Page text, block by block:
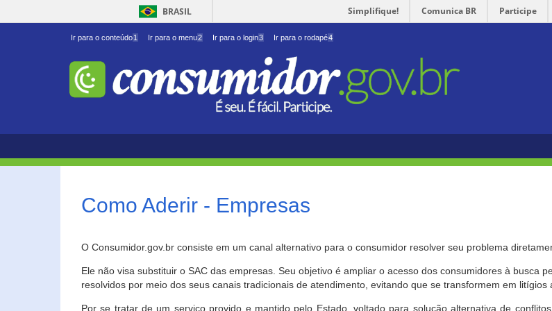
BRASIL Simplifique! Comunica BR Participe
Ir para o conteúdo1 Ir para o menu2 Ir para o login3 Ir para o rodapé4
Como Aderir - Empresas
O Consumidor.gov.br consiste em um canal alternativo para o consumidor resolver seu problema
Ele não visa substituir o SAC das empresas. Seu objetivo é ampliar o acesso dos consumidores à busca
resolvidos por meio dos seus canais tradicionais de atendimento, evitando que se transformem em litígios
Por se tratar de um serviço provido e mantido pelo Estado, voltado para solução alternativa de